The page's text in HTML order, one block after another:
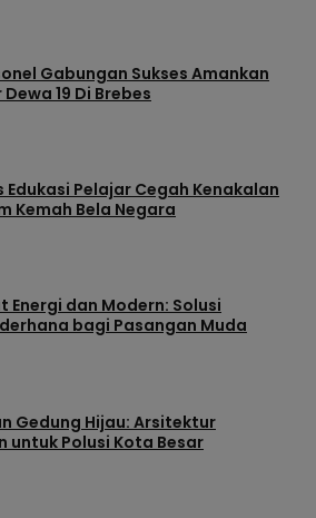
Gabungan Sukses Amankan
19 Di Brebes
Edukasi Pelajar Cegah Kenakalan
Kemah Bela Negara
Energi dan Modern: Solusi
bagi Pasangan Muda
Gedung Hijau: Arsitektur
untuk Polusi Kota Besar